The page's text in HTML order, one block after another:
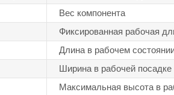
Вес компонента
Фиксированная рабочая
Длина в рабочем
Ширина в рабочей посадке
Максимальная высота в